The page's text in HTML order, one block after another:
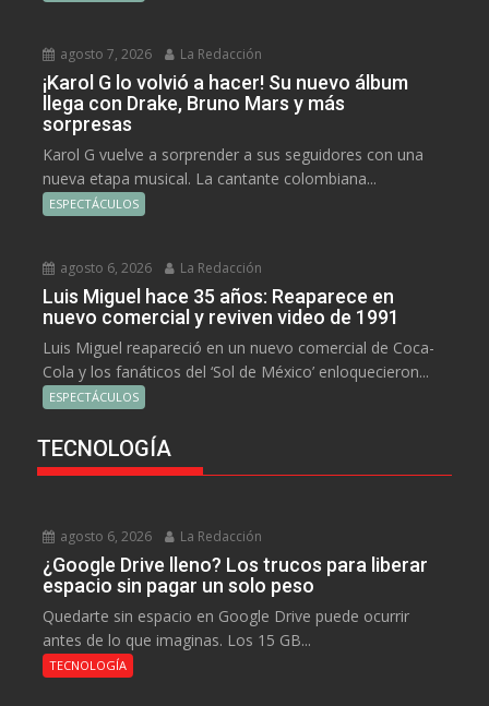
agosto 7, 2026 La Redacción
¡Karol G lo volvió a hacer! Su nuevo álbum
llega con Drake, Bruno Mars y más
sorpresas
Karol G vuelve a sorprender a sus seguidores con una
nueva etapa musical. La cantante colombiana...
ESPECTÁCULOS
agosto 6, 2026 La Redacción
Luis Miguel hace 35 años: Reaparece en
nuevo comercial y reviven video de 1991
Luis Miguel reapareció en un nuevo comercial de Coca-
Cola y los fanáticos del ‘Sol de México’ enloquecieron...
ESPECTÁCULOS
TECNOLOGÍA
agosto 6, 2026 La Redacción
¿Google Drive lleno? Los trucos para liberar
espacio sin pagar un solo peso
Quedarte sin espacio en Google Drive puede ocurrir
antes de lo que imaginas. Los 15 GB...
TECNOLOGÍA